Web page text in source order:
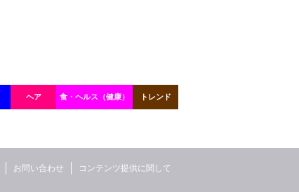
ヘア 食・ヘルス（健康） トレンド
コンテンツ提供に関して
お問い合わせ